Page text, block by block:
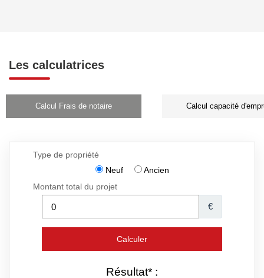
Les calculatrices
Calcul Frais de notaire Calcul capacité